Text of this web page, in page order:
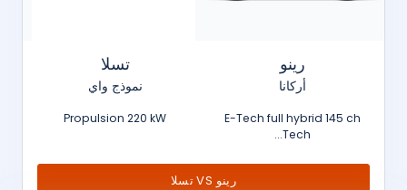
رينو
أركانا
E-Tech full hybrid 145 ch
Tech...
تسلا
نموذج واي
Propulsion 220 kW
رينو VS تسلا